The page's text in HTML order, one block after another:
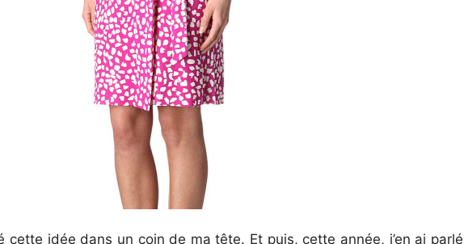
cette idée dans un coin de ma tête. Et puis, cette année, j’en ai parlé